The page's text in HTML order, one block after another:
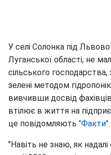
У селі Солонка під
Луганської області, не
сільського
зелені методом
вивчивши досвід
втілює в життя на
це повідомляють "Факти".
"Навіть не знаю, як